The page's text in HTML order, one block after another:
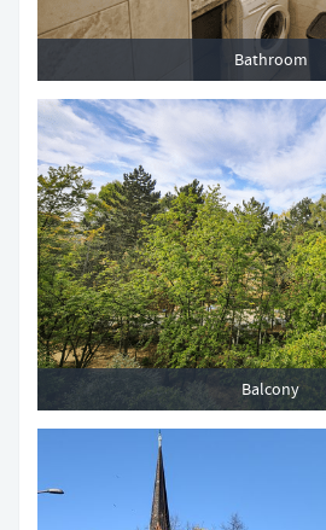
Bathroom
Balcony